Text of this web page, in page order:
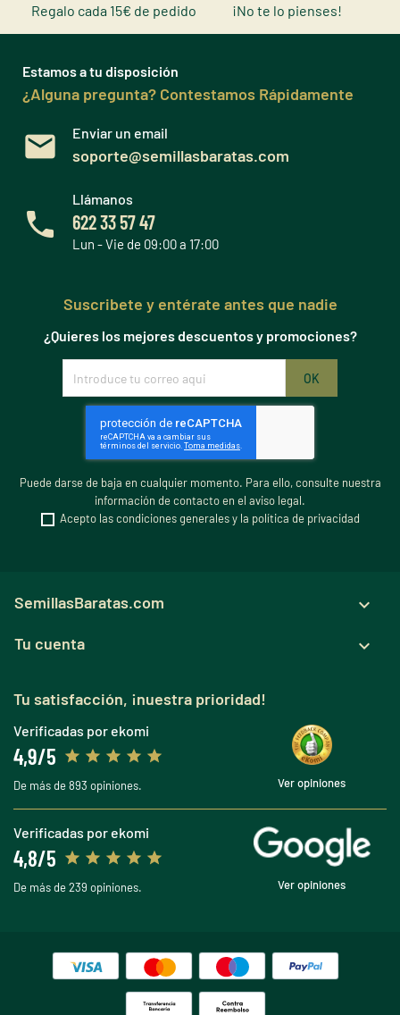
Regalo cada 15€ de pedido ¡No te lo pienses!
Estamos a tu disposición
¿Alguna pregunta? Contestamos Rápidamente
Enviar un email
soporte@semillasbaratas.com
Llámanos
622 33 57 47
Lun - Vie de 09:00 a 17:00
Suscribete y entérate antes que nadie
¿Quieres los mejores descuentos y promociones?
Puede darse de baja en cualquier momento. Para ello, consulte nuestra
información de contacto en el aviso legal.
Acepto las condiciones generales y la política de privacidad
SemillasBaratas.com 
Tu cuenta 
Tu satisfacción, ¡nuestra prioridad!
Verificadas por ekomi
4,9/5
De más de 893 opiniones. Ver opiniones
Verificadas por ekomi
4,8/5
De más de 239 opiniones. Ver opiniones